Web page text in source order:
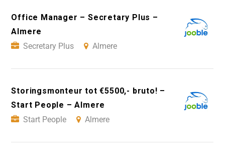
Office Manager – Secretary Plus –
Almere
Secretary Plus
Almere
Storingsmonteur tot €5500,- bruto! –
Start People – Almere
Start People
Almere